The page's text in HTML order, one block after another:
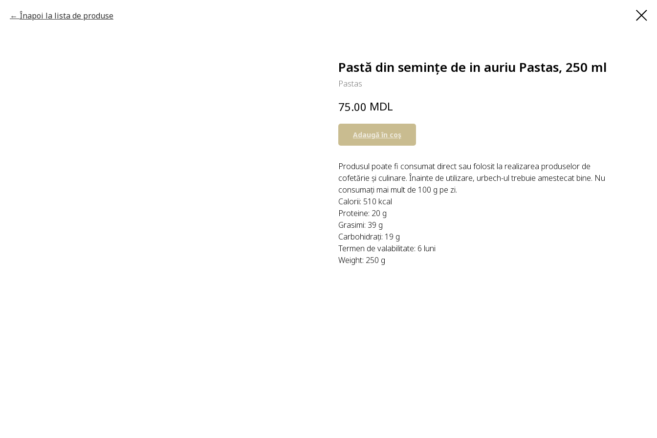
Înapoi la lista de produse
Pastă din semințe de in auriu Pastas, 250 ml
Pastas
75.00 MDL
Adaugă în coş
Produsul poate fi consumat direct sau folosit la realizarea produselor de
cofetărie și culinare. Înainte de utilizare, urbech-ul trebuie amestecat bine. Nu
consumați mai mult de 100 g pe zi.
Calorii: 510 kcal
Proteine: 20 g
Grasimi: 39 g
Carbohidrați: 19 g
Termen de valabilitate: 6 luni
Weight: 250 g